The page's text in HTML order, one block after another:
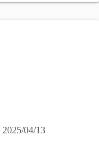
2025/04/13